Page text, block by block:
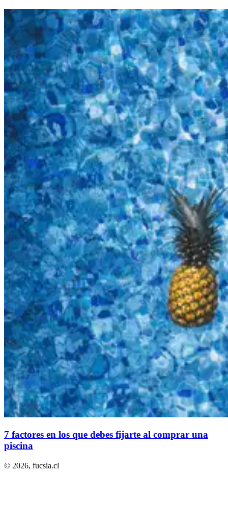
7 factores en los que debes fijarte al comprar una
piscina
© 2026, fucsia.cl